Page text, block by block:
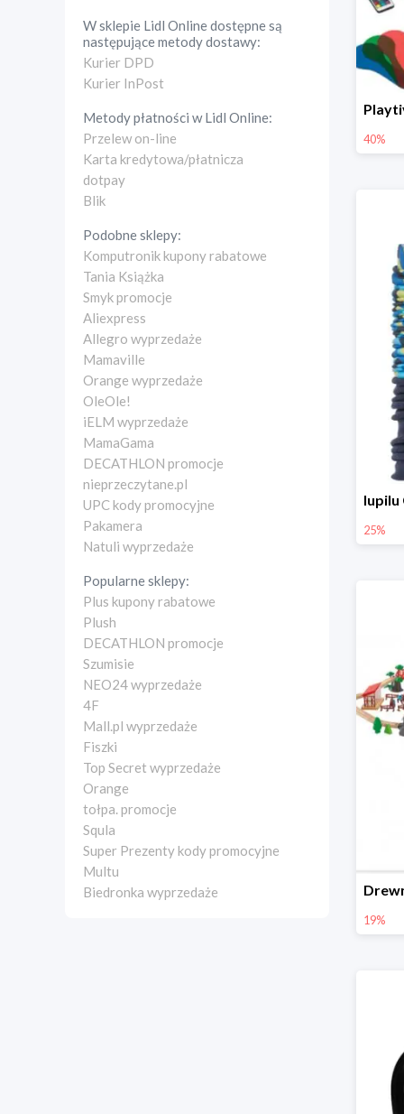
W sklepie Lidl Onlinedostępne są
następujące metody dostawy:
Kurier DPD
Kurier InPost
Metody płatności wLidl Online:
Przelew on-line
Karta kredytowa/płatnicza
dotpay
Blik
Podobne sklepy:
Komputronik kupony rabatowe
Tania Książka
Smyk promocje
Aliexpress
Allegro wyprzedaże
Mamaville
Orange wyprzedaże
OleOle!
iELM wyprzedaże
MamaGama
DECATHLON promocje
nieprzeczytane.pl
UPC kody promocyjne
Pakamera
Natuli wyprzedaże
Popularne sklepy:
Plus kupony rabatowe
Plush
DECATHLON promocje
Szumisie
NEO24 wyprzedaże
4F
Mall.pl wyprzedaże
Fiszki
Top Secret wyprzedaże
Orange
tołpa. promocje
Squla
Super Prezenty kody promocyjne
Multu
Biedronka wyprzedaże
40%
25%
19%